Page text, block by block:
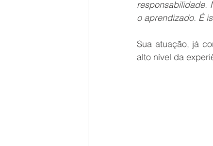
responsabilidade.
o aprendizado. É
Sua atuação, já
alto nível da